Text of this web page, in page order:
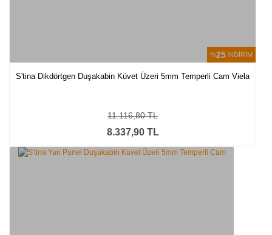
%25 İNDİRİM
S'tina Dikdörtgen Duşakabin Küvet Üzeri 5mm Temperli Cam Viela
8.337,90 TL
11.116,80 TL